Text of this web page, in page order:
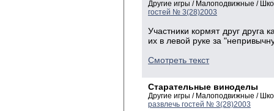
Другие игры / Малоподвижные /
гостей № 3(28)2003
Участники кормят друг
их в левой руке за
Смотреть текст
Старательные виноделы
Другие игры / Малоподвижные /
развлечь гостей № 3(28)2003